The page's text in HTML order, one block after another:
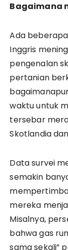
Bagaimana
Ada
Inggris
pengenalan
pertanian
waktu untuk
tersebar
Skotlandia
Data survei
semakin
mereka
Misalnya,
bahwa gas
sama sekali”